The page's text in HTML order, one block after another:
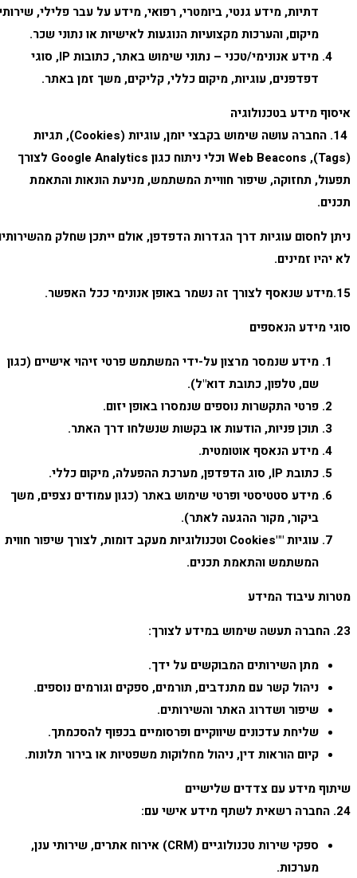
דתיות, מידע גנטי, ביומטרי, רפואי, מידע על עבר פלילי, שירותי
מיקום, והערכות מקצועיות הנוגעות לאישיות או נתוני שכר.
מידע אנונימי/טכני – נתוני שימוש באתר, כתובות IP, סוגי
דפדפנים, עוגיות, מיקום כללי, קליקים, משך זמן באתר.
איסוף מידע בטכנולוגיה
14. החברה עושה שימוש בקבצי יומן, עוגיות (Cookies), תגיות
(Tags), Web Beacons וכלי ניתוח כגון Google Analytics לצורך
תפעול, תחזוקה, שיפור חוויית המשתמש, מניעת הונאות והתאמת
תכנים.
ניתן לחסום עוגיות דרך הגדרות הדפדפן, אולם ייתכן שחלק מהשירותים
לא יהיו זמינים.
15.מידע שנאסף לצורך זה נשמר באופן אנונימי ככל האפשר.
סוגי מידע הנאספים
מידע שנמסר מרצון על-ידי המשתמש פרטי זיהוי אישיים (כגון
שם, טלפון, כתובת דוא"ל).
פרטי התקשרות נוספים שנמסרו באופן יזום.
תוכן פניות, הודעות או בקשות שנשלחו דרך האתר.
מידע הנאסף אוטומטית.
כתובת IP, סוג הדפדפן, מערכת ההפעלה, מיקום כללי.
מידע סטטיסטי ופרטי שימוש באתר (כגון עמודים נצפים, משך
ביקור, מקור ההגעה לאתר).
עוגיות ""Cookies וטכנולוגיות מעקב דומות, לצורך שיפור חווית
המשתמש והתאמת תכנים.
מטרות עיבוד המידע
23. החברה תעשה שימוש במידע לצורך:
מתן השירותים המבוקשים על ידך.
ניהול קשר עם מתנדבים, תורמים, ספקים וגורמים נוספים.
שיפור ושדרוג האתר והשירותים.
שליחת עדכונים שיווקיים ופרסומיים בכפוף להסכמתך.
קיום הוראות דין, ניהול מחלוקות משפטיות או בירור תלונות.
שיתוף מידע עם צדדים שלישיים
24. החברה רשאית לשתף מידע אישי עם:
ספקי שירות טכנולוגיים (CRM) אירוח אתרים, שירותי ענן,
מערכות.